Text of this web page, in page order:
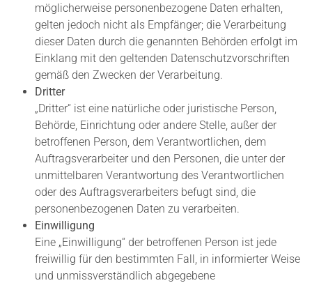
möglicherweise personenbezogene Daten erhalten,
gelten jedoch nicht als Empfänger; die Verarbeitung
dieser Daten durch die genannten Behörden erfolgt im
Einklang mit den geltenden Datenschutzvorschriften
gemäß den Zwecken der Verarbeitung.
Dritter
„Dritter“ ist eine natürliche oder juristische Person,
Behörde, Einrichtung oder andere Stelle, außer der
betroffenen Person, dem Verantwortlichen, dem
Auftragsverarbeiter und den Personen, die unter der
unmittelbaren Verantwortung des Verantwortlichen
oder des Auftragsverarbeiters befugt sind, die
personenbezogenen Daten zu verarbeiten.
Einwilligung
Eine „Einwilligung“ der betroffenen Person ist jede
freiwillig für den bestimmten Fall, in informierter Weise
und unmissverständlich abgegebene